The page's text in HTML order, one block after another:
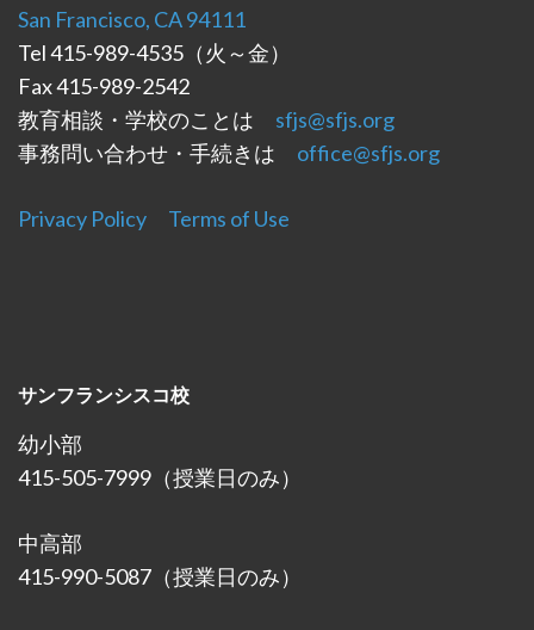
San Francisco, CA 94111
Tel 415-989-4535（火～金）
Fax 415-989-2542
教育相談・学校のことは sfjs@sfjs.org
事務問い合わせ・手続きは office@sfjs.org
Privacy Policy Terms of Use
サンフランシスコ校
幼小部
415-505-7999（授業日のみ）
中高部
415-990-5087（授業日のみ）